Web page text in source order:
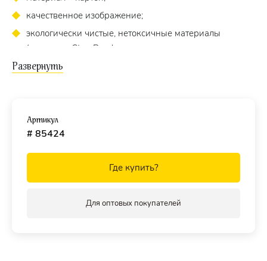
качественное изображение;
экологически чистые, нетоксичные материалы
(компания Step Puzzle гарантирует высокое качество
пазла и точность подгонки).
Артикул
# 85424
Где купить?
Для оптовых покупателей